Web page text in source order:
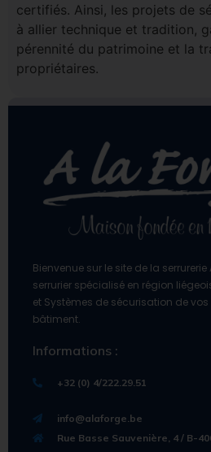
certifiés. Ainsi, les projets de
à allier technique et tradition,
pérennité du patrimoine et la
propriétaires.
Bienvenue sur le site de la serrurerie
serrurier spécialisé en région
et Systèmes de sécurisation de
bâtiment.
Informations :
+32 (0) 4/222.29.51
info@alaforge.be
Rue Basse Sauvenière, 4 / B-